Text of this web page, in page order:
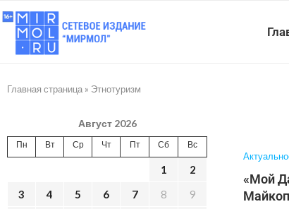
Главная страница » Этнотуризм
«Мой
Август 2026
Пн Вт Ср Чт Пт Сб Вс
1
2
3
4 5 6 7 8
9